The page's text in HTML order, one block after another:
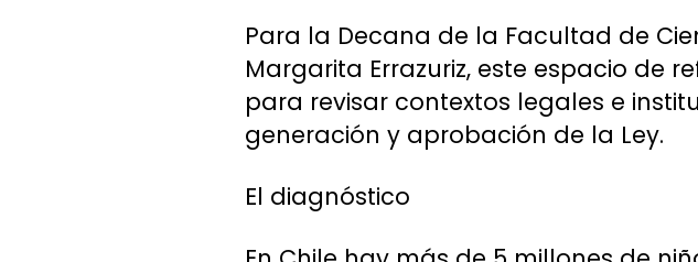
Para la Decana de la Facultad de
Margarita Errazuriz, este espacio de
para revisar contextos legales e
generación y aprobación de la Ley.
El diagnóstico